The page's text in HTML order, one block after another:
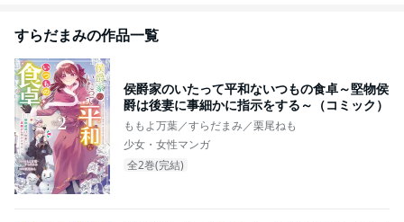
すらだまみの作品一覧
侯爵家のいたって平和ないつもの食卓～堅物侯
爵は後妻に事細かに指示をする～（コミック）
ももよ万葉／すらだまみ／栗尾ねも
少女・女性マンガ
全2巻(完結)